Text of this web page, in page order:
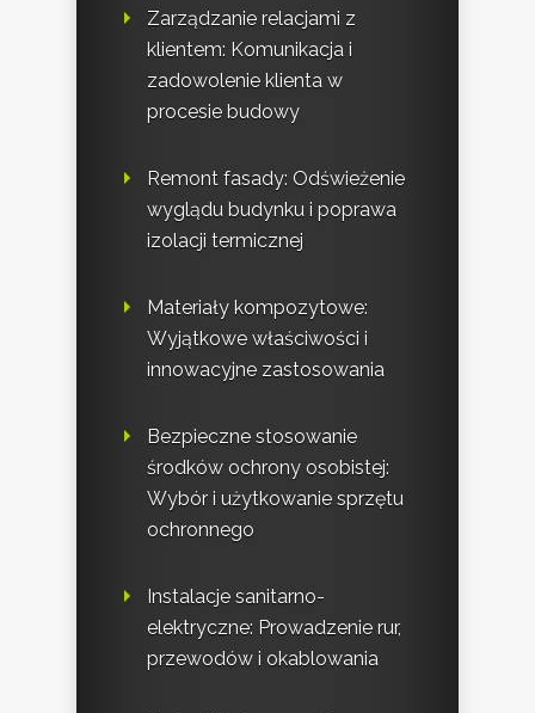
Zarządzanie relacjami z
klientem: Komunikacja i
zadowolenie klienta w
procesie budowy
Remont fasady: Odświeżenie
wyglądu budynku i poprawa
izolacji termicznej
Materiały kompozytowe:
Wyjątkowe właściwości i
innowacyjne zastosowania
Bezpieczne stosowanie
środków ochrony osobistej:
Wybór i użytkowanie sprzętu
ochronnego
Instalacje sanitarno-
elektryczne: Prowadzenie rur,
przewodów i okablowania